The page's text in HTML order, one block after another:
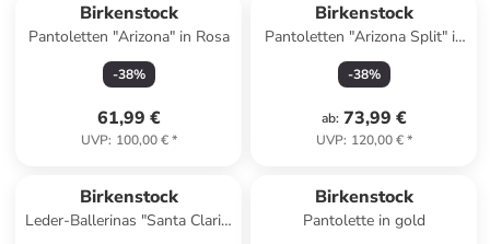
Birkenstock
Pantoletten "Arizona" in Rosa
-38%
61,99 €
UVP: 100,00 €*
Birkenstock
Pantoletten "Arizona Split" in
Schwarz in Schwarz
-38%
ab: 73,99 €
UVP: 120,00 €*
Birkenstock
Leder-Ballerinas "Santa Clarit"
Birkenstock
Pantolette in gold